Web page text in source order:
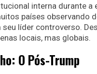
interna durante
países observando
seu líder controverso.
locais, mas globais.
O Pós-Trump